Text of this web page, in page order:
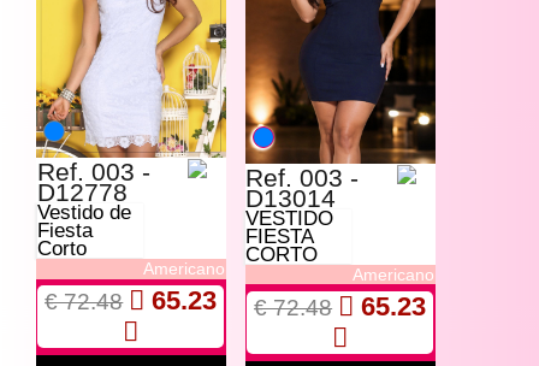
Ref. 003 -
D12778
Vestido de
Fiesta
Corto
Americano
€ 72.48 65.23
Ref. 003 -
D13014
VESTIDO
FIESTA
CORTO
Americano
€ 72.48 65.23